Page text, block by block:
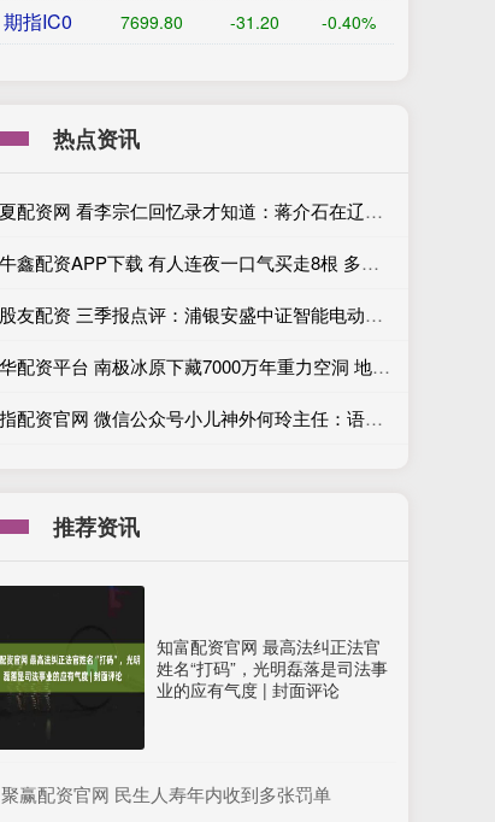
期指IC0 7699.80 -31.20 -0.40%
热点资讯
华夏配资网 看李宗仁回忆录才知道：蒋介石在辽沈、淮海两大战役中想消灭的三支杂牌部队，为何只有一个军浴火重生？
巨牛鑫配资APP下载 有人连夜一口气买走8根 多家药店水银温度计库存告急 实探药店：货调不到 补200实到10根｜一探
好股友配资 三季报点评：浦银安盛中证智能电动汽车ETF基金季度涨幅42.37%
银华配资平台 南极冰原下藏7000万年重力空洞 地球内部秘密揭晓
股指配资官网 微信公众号小儿神外何玲主任：语言发育迟缓治疗的希望之光
推荐资讯
知富配资官网 最高法纠正法官
姓名“打码”，光明磊落是司法事
业的应有气度 | 封面评论
​聚赢配资官网 民生人寿年内收到多张罚单